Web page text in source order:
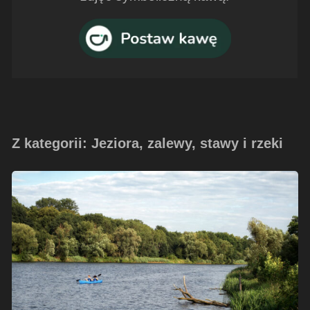
Z kategorii: Jeziora, zalewy, stawy i rzeki
Odra
w
Koźlu
–
lipiec
2012